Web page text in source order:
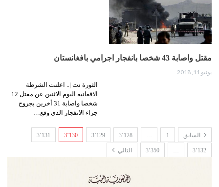
مقتل واصابة 43 شخصا بانفجار اجرامي بافغانستان
يونيو 11, 2018
الثورة نت |.. اعلنت الشرطة
الافغانية اليوم الاثنين عن مقتل 12
شخصا واصابة 31 أخرين بجروح
جراء الانفجار الذي وقع…
السابق 1
… 3٬128 3٬129 3٬130 3٬131
3٬132 … 3٬350 التالي